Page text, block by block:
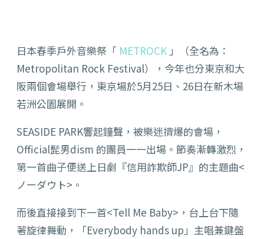
日本春季戶外音樂祭「 METROCK 」（全名為：
Metropolitan Rock Festival），今年也分東京和大
阪兩個會場舉行，東京場於5月25日、26日在新木場
若洲公園展開。
SEASIDE PARK響起鐘聲，被樂迷擠爆的會場，
Official髭男dism 的團員一一出場。節奏漸轉激烈，
第一首曲子便送上日劇『信用詐欺師JP』的主題曲<
ノーダウト>。
而後直接接到下一首<Tell Me Baby>，台上台下隨
著旋律舞動，「Everybody hands up」主唱兼鍵盤